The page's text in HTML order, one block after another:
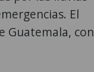
El
Guatemala, con